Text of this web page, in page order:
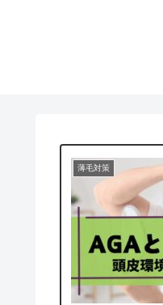
薄毛対策